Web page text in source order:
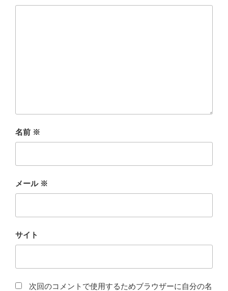
名前 ※
メール ※
サイト
次回のコメントで使用するためブラウザーに自分の名